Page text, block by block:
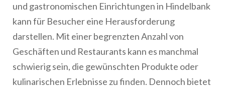
und gastronomischen Einrichtungen in Hindelbank
kann für Besucher eine Herausforderung
darstellen. Mit einer begrenzten Anzahl von
Geschäften und Restaurants kann es manchmal
schwierig sein, die gewünschten Produkte oder
kulinarischen Erlebnisse zu finden. Dennoch bietet